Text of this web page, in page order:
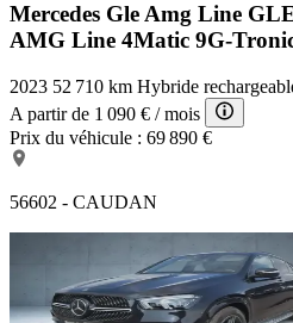
Mercedes Gle Amg Line
AMG Line 4Matic 9G-
2023 52 710 km Hybride
A partir de 1 090 € / mois
Prix du véhicule : 69 890 €
56602 - CAUDAN